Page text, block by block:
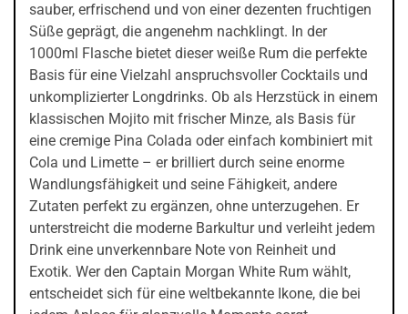
sauber, erfrischend und von einer dezenten fruchtigen
Süße geprägt, die angenehm nachklingt. In der
1000ml Flasche bietet dieser weiße Rum die perfekte
Basis für eine Vielzahl anspruchsvoller Cocktails und
unkomplizierter Longdrinks. Ob als Herzstück in einem
klassischen Mojito mit frischer Minze, als Basis für
eine cremige Pina Colada oder einfach kombiniert mit
Cola und Limette – er brilliert durch seine enorme
Wandlungsfähigkeit und seine Fähigkeit, andere
Zutaten perfekt zu ergänzen, ohne unterzugehen. Er
unterstreicht die moderne Barkultur und verleiht jedem
Drink eine unverkennbare Note von Reinheit und
Exotik. Wer den Captain Morgan White Rum wählt,
entscheidet sich für eine weltbekannte Ikone, die bei